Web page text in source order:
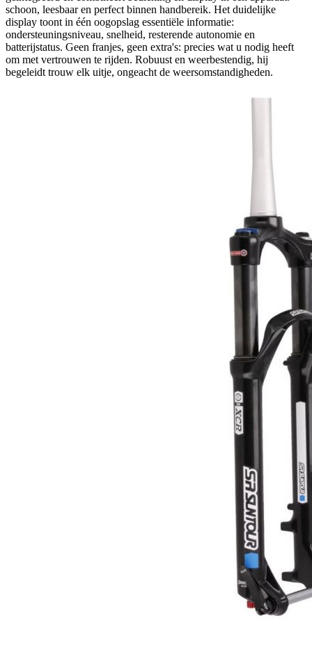
schoon, leesbaar en perfect binnen handbereik. Het duidelijke
display toont in één oogopslag essentiële informatie:
ondersteuningsniveau, snelheid, resterende autonomie en
batterijstatus. Geen franjes, geen extra's: precies wat u nodig heeft
om met vertrouwen te rijden. Robuust en weerbestendig, hij
begeleidt trouw elk uitje, ongeacht de weersomstandigheden.